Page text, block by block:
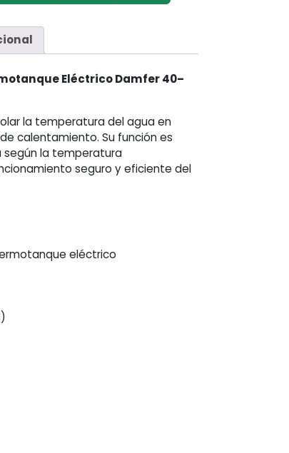
Eléctrico Damfer 40–
la temperatura del agua en
calentamiento. Su función es
la temperatura
seguro y eficiente del
eléctrico